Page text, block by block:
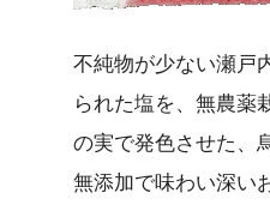
不純物が少ない瀬戸
られた塩を、無農薬
の実で発色させた、
無添加で味わい深い